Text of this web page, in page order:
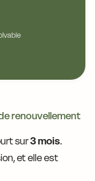
renouvellement
sur3 mois.
et elle est